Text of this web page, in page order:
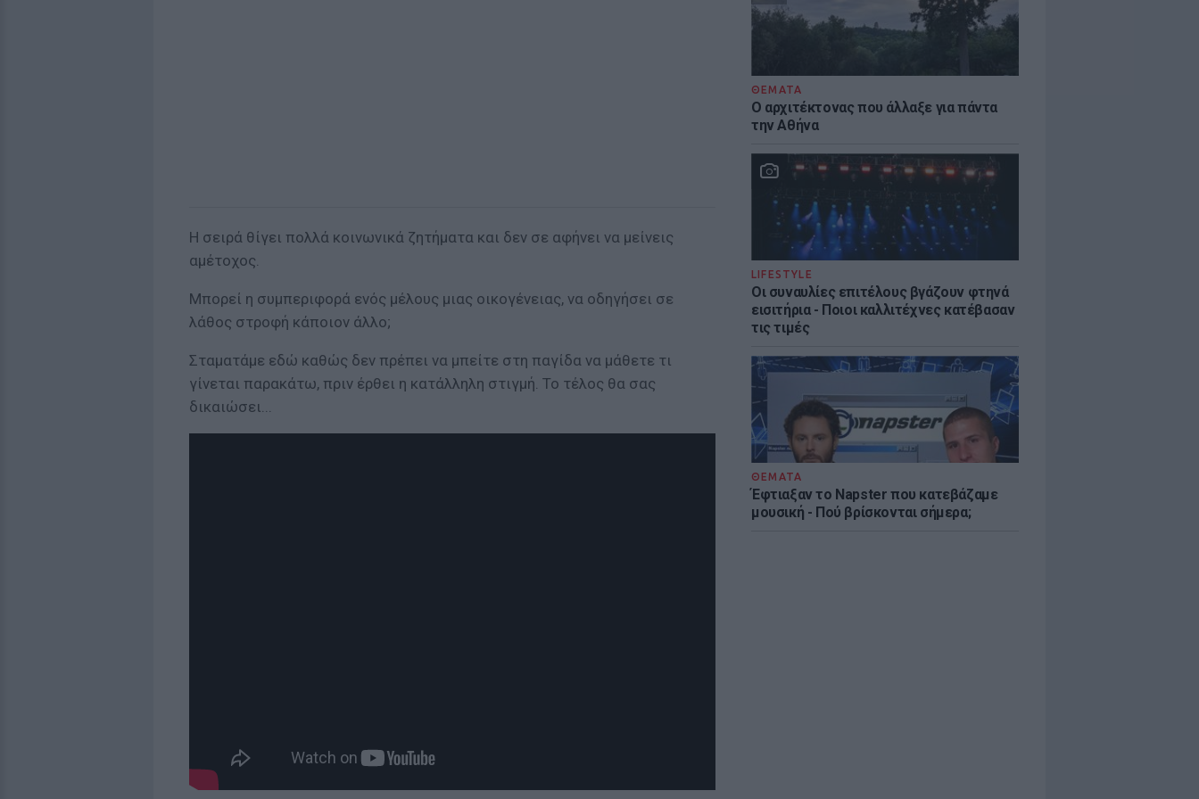
ΘΕΜΑΤΑ
Ο αρχιτέκτονας που άλλαξε για πάντα
την Αθήνα
LIFESTYLE
Οι συναυλίες επιτέλους βγάζουν φτηνά
εισιτήρια - Ποιοι καλλιτέχνες κατέβασαν
τις τιμές
ΘΕΜΑΤΑ
Έφτιαξαν το Napster που κατεβάζαμε
μουσική - Πού βρίσκονται σήμερα;
Η σειρά θίγει πολλά κοινωνικά ζητήματα και δεν σε αφήνει να μείνεις
αμέτοχος.
Μπορεί η συμπεριφορά ενός μέλους μιας οικογένειας, να οδηγήσει σε
λάθος στροφή κάποιον άλλο;
Σταματάμε εδώ καθώς δεν πρέπει να μπείτε στη παγίδα να μάθετε τι
γίνεται παρακάτω, πριν έρθει η κατάλληλη στιγμή. Το τέλος θα σας
δικαιώσει...